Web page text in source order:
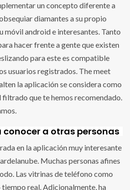
un concepto diferente a
diamantes a su propio
móvil android e interesantes. Tanto
hacer frente a gente que existen
para este es compatible
usuarios registrados. The meet
la aplicación se considera como
que te hemos recomendado.
a otras personas
en la aplicación muy interesante
Muchas personas afines
Las vitrinas de teléfono como
real. Adicionalmente, ha